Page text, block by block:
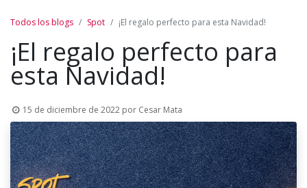
Todos los blogs Spot ¡El regalo perfecto para esta Navidad!
¡El regalo perfecto para
esta Navidad!
15 de diciembre de 2022 por Cesar Mata